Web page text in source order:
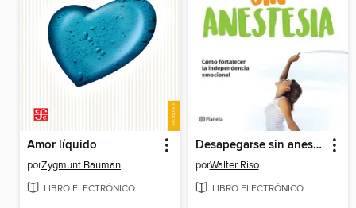
Amor líquido
porZygmunt Bauman
LIBRO ELECTRÓNICO
Desapegarse sin anestesia
porWalter Riso
LIBRO ELECTRÓNICO